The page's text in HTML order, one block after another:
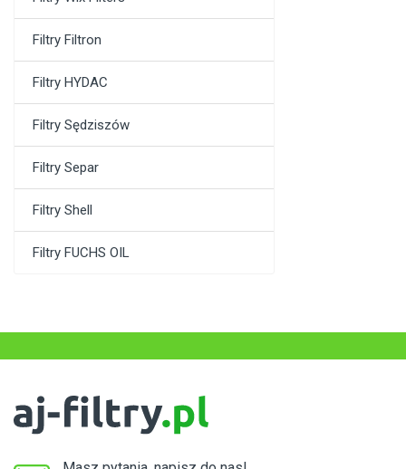
Filtry Filtron
Filtry HYDAC
Filtry Sędziszów
Filtry Separ
Filtry Shell
Filtry FUCHS OIL